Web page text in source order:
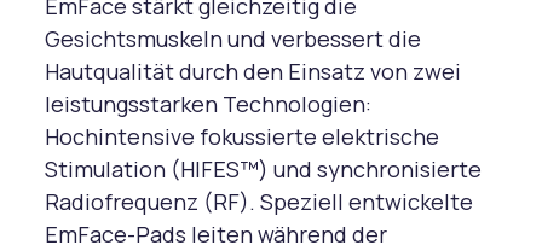
EmFace stärkt gleichzeitig die
Gesichtsmuskeln und verbessert die
Hautqualität durch den Einsatz von zwei
leistungsstarken Technologien:
Hochintensive fokussierte elektrische
Stimulation (HIFES™) und synchronisierte
Radiofrequenz (RF). Speziell entwickelte
EmFace-Pads leiten während der